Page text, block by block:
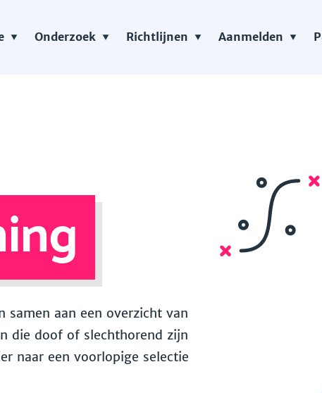
Onderzoek Richtlijnen Aanmelden
samen aan een overzicht van
die doof of slechthorend zijn
naar een voorlopige selectie